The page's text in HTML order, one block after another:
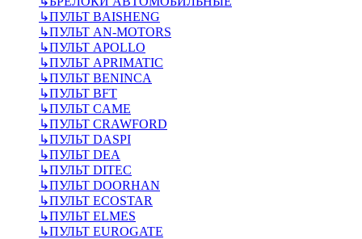
↳ПУЛЬТ BAISHENG
↳ПУЛЬТ AN-MOTORS
↳ПУЛЬТ APOLLO
↳ПУЛЬТ APRIMATIC
↳ПУЛЬТ BENINCA
↳ПУЛЬТ BFT
↳ПУЛЬТ CAME
↳ПУЛЬТ CRAWFORD
↳ПУЛЬТ DASPI
↳ПУЛЬТ DEA
↳ПУЛЬТ DITEC
↳ПУЛЬТ DOORHAN
↳ПУЛЬТ ECOSTAR
↳ПУЛЬТ ELMES
↳ПУЛЬТ EUROGATE